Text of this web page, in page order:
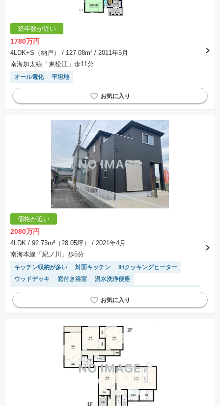
築年数が近い
1780万円
4LDK+S（納戸） / 127.08m² / 2011年5月
南海加太線「東松江」歩11分
オール電化 平坦地
価格が近い
2080万円
4LDK / 92.73m²（28.05坪）
/ 2021年4月
南海本線「紀ノ川」歩5分
キッチン収納が多い 対面キッチン
IHクッキングヒーター
ウッドデッキ
窓付き浴室
温水洗浄便座
接面道路の幅が６m以上
オール電化 平坦地 システムキッチン